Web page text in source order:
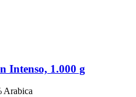
Intenso, 1.000 g
Arabica